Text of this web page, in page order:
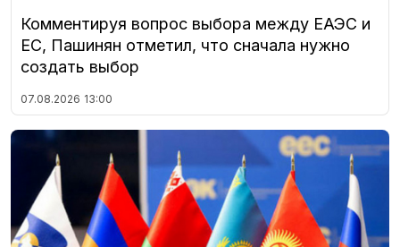
Комментируя вопрос выбора между ЕАЭС и
ЕС, Пашинян отметил, что сначала нужно
создать выбор
07.08.2026 13:00